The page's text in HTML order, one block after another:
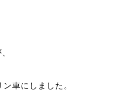
車にしました。